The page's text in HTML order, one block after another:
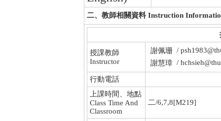
二、教師相關資料 Instruction
授課教師
Instructor
謝佩珊 /
謝慧璋 /
行動電話
上課時間、地點
Class Time And
Classroom
二/6,7,8[M219]